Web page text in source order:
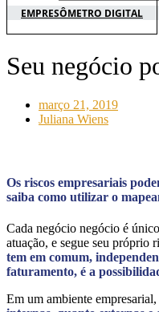
EMPRESÔMETRO DIGITAL
Seu negócio
março 21, 2019
Juliana Wiens
Os riscos empresariais
saiba como utilizar o
Cada negócio negócio é
atuação, e segue seu próprio
tem em comum,
faturamento, é a
Em um ambiente empresarial,